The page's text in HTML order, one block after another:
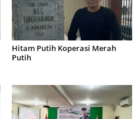
Hitam Putih Koperasi Merah
Putih